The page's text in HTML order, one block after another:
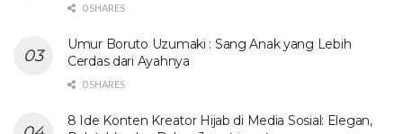
0 SHARES
Umur Boruto Uzumaki : Sang Anak yang Lebih
Cerdas dari Ayahnya
0 SHARES
8 Ide Konten Kreator Hijab di Media Sosial: Elegan,